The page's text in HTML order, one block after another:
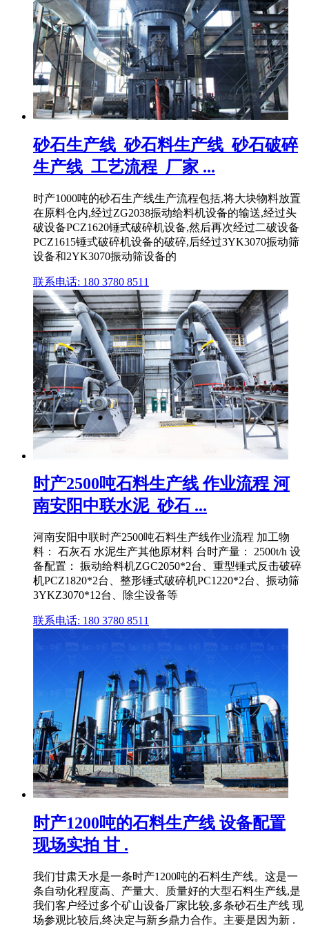
砂石生产线_砂石料生产线_砂石破碎
生产线_工艺流程_厂家 ...
时产1000吨的砂石生产线生产流程包括,将大块物料放置
在原料仓内,经过ZG2038振动给料机设备的输送,经过头
破设备PCZ1620锤式破碎机设备,然后再次经过二破设备
PCZ1615锤式破碎机设备的破碎,后经过3YK3070振动筛
设备和2YK3070振动筛设备的
联系电话: 180 3780 8511
时产2500吨石料生产线 作业流程 河
南安阳中联水泥_砂石 ...
河南安阳中联时产2500吨石料生产线作业流程 加工物
料： 石灰石 水泥生产其他原材料 台时产量： 2500t/h 设
备配置： 振动给料机ZGC2050*2台、重型锤式反击破碎
机PCZ1820*2台、整形锤式破碎机PC1220*2台、振动筛
3YKZ3070*12台、除尘设备等
联系电话: 180 3780 8511
时产1200吨的石料生产线 设备配置
现场实拍 甘 .
我们甘肃天水是一条时产1200吨的石料生产线。这是一
条自动化程度高、产量大、质量好的大型石料生产线,是
我们客户经过多个矿山设备厂家比较,多条砂石生产线 现
场参观比较后,终决定与新乡鼎力合作。主要是因为新 .